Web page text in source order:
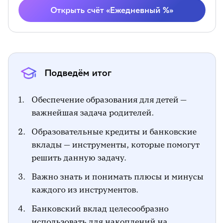
Открыть счёт «Ежедневный %»
Подведём итог
Обеспечение образования для детей —
важнейшая задача родителей.
Образовательные кредиты и банковские
вклады — инструменты, которые помогут
решить данную задачу.
Важно знать и понимать плюсы и минусы
каждого из инструментов.
Банковский вклад целесообразно